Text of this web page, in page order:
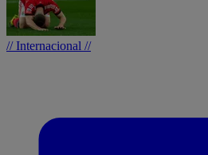
// Internacional //